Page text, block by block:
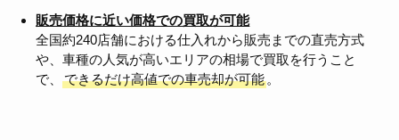
販売価格に近い価格での買取が可能
全国約240店舗における仕入れから販売までの直売方式
や、車種の人気が高いエリアの相場で買取を行うこと
で、できるだけ高値での車売却が可能。